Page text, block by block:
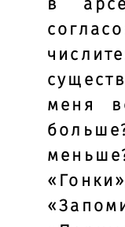
в
меня